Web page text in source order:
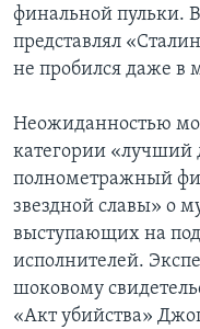
финальной пульки.
представлял
не пробился даже в
Неожиданностью
категории «лучший
полнометражный
звездной славы» о
выступающих на
исполнителей.
шоковому
«Акт убийства»